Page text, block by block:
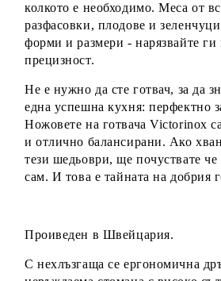
колкото е необходимо. Меса от
разфасовки, плодове и
форми и размери - нарязвайте ги
прецизност.
Не е нужно да сте готвач, за да
една успешна кухня: перфектно
Ножовете на готвача Victorinox
и отлично балансирани. Ако
тези шедьоври, ще почуствате
сам. И това е тайната на добрия
Проиведен в Швейцария.
С нехлъзгаща се ергономична